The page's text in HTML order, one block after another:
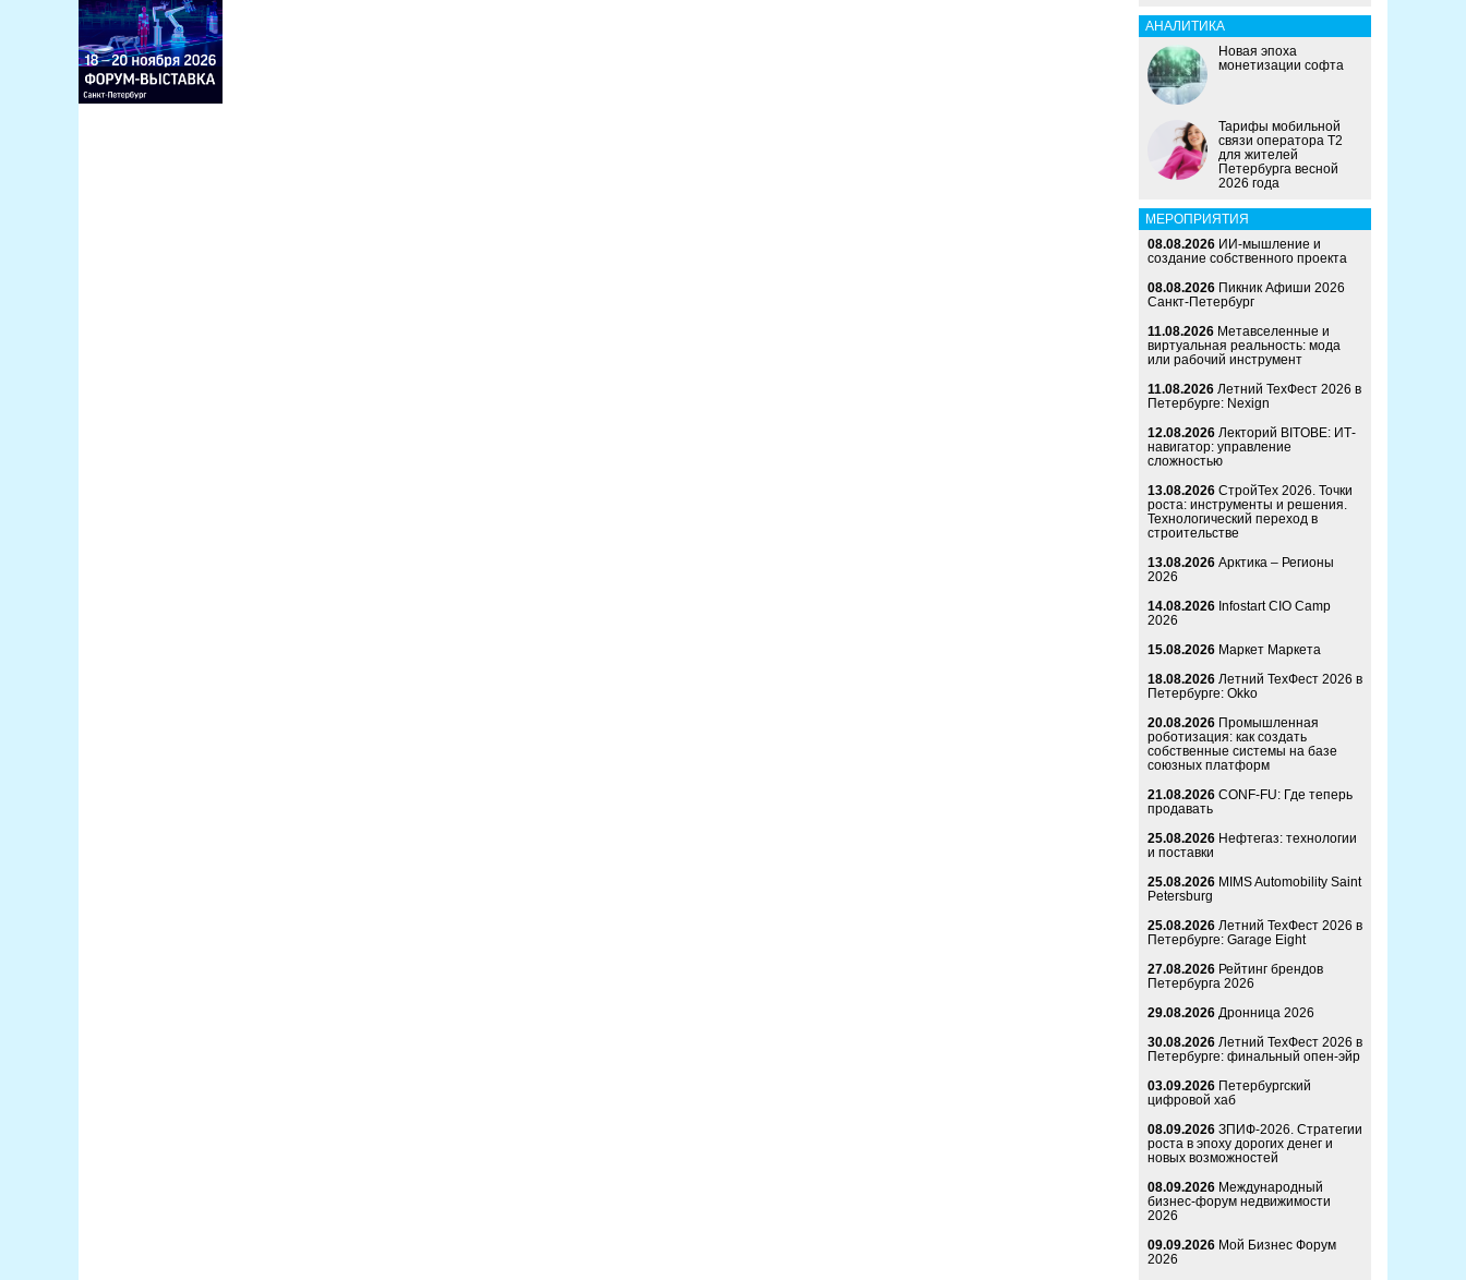
АНАЛИТИКА
Новая эпоха
монетизации софта
Тарифы мобильной
связи оператора Т2
для жителей
Петербурга весной
2026 года
МЕРОПРИЯТИЯ
08.08.2026 ИИ-мышление и
создание собственного проекта
08.08.2026 Пикник Афиши 2026
Санкт-Петербург
11.08.2026 Метавселенные и
виртуальная реальность: мода
или рабочий инструмент
11.08.2026 Летний ТехФест 2026 в
Петербурге: Nexign
12.08.2026 Лекторий BITOBE: ИТ-
навигатор: управление
сложностью
13.08.2026 СтройТех 2026. Точки
роста: инструменты и решения.
Технологический переход в
строительстве
13.08.2026 Арктика – Регионы
2026
14.08.2026 Infostart CIO Camp
2026
15.08.2026 Маркет Маркета
18.08.2026 Летний ТехФест 2026 в
Петербурге: Okko
20.08.2026 Промышленная
роботизация: как создать
собственные системы на базе
союзных платформ
21.08.2026 CONF-FU: Где теперь
продавать
25.08.2026 Нефтегаз: технологии
и поставки
25.08.2026 MIMS Automobility Saint
Petersburg
25.08.2026 Летний ТехФест 2026 в
Петербурге: Garage Eight
27.08.2026 Рейтинг брендов
Петербурга 2026
29.08.2026 Дронница 2026
30.08.2026 Летний ТехФест 2026 в
Петербурге: финальный опен-эйр
03.09.2026 Петербургский
цифровой хаб
08.09.2026 ЗПИФ-2026. Стратегии
роста в эпоху дорогих денег и
новых возможностей
08.09.2026 Международный
бизнес-форум недвижимости
2026
09.09.2026 Мой Бизнес Форум
2026